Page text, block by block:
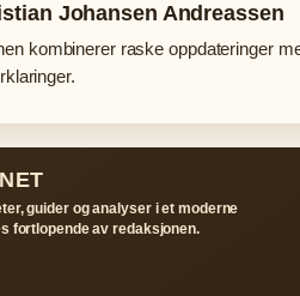
Johansen Andreassen
kombinerer raske oppdateringer
guider og analyser i et moderne
fortlopende av redaksjonen.